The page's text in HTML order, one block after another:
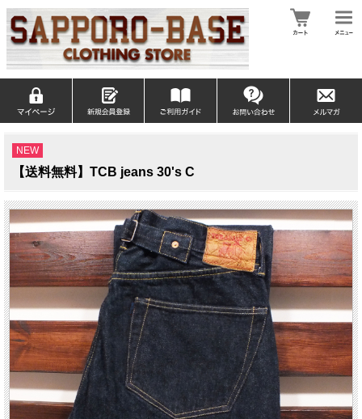
NEW
【送料無料】TCB jeans 30's C